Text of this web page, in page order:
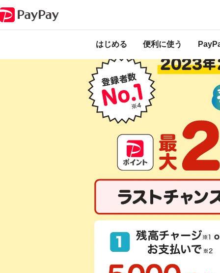
はじめる 便利に使う
ます。開催中